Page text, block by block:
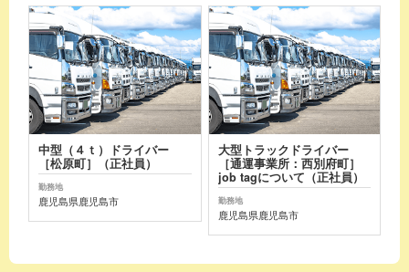
中型（４ｔ）ドライバー
［松原町］（正社員）
勤務地
鹿児島県鹿児島市
大型トラックドライバー
［通運事業所：西別府町］
job tagについて（正社員）
勤務地
鹿児島県鹿児島市